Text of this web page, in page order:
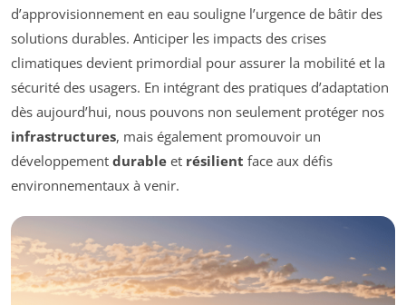
d’approvisionnement en eau souligne l’urgence de bâtir des
solutions durables. Anticiper les impacts des crises
climatiques devient primordial pour assurer la mobilité et la
sécurité des usagers. En intégrant des pratiques d’adaptation
dès aujourd’hui, nous pouvons non seulement protéger nos
infrastructures, mais également promouvoir un
développement durable et résilient face aux défis
environnementaux à venir.